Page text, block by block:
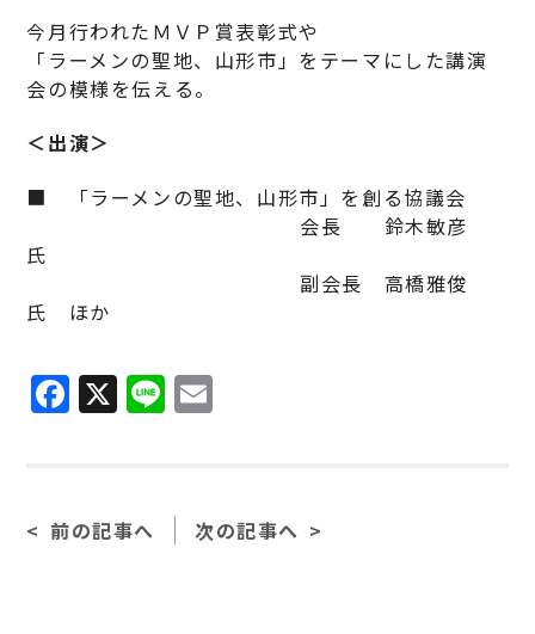
今月行われたＭＶＰ賞表彰式や
「ラーメンの聖地、山形市」をテーマにした講演
会の模様を伝える。
＜出演＞
■ 「ラーメンの聖地、山形市」を創る協議会
会長 鈴木敏彦
氏
副会長 高橋雅俊
氏 ほか
Facebook
X Line
前の記事へ 次の記事へ